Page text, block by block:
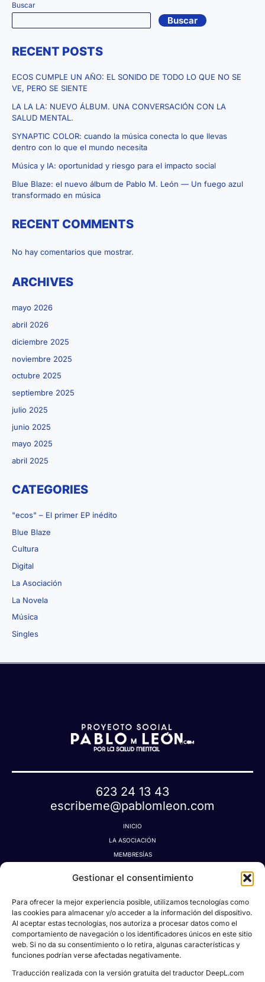
Gestionar el consentimiento
Para ofrecer la mejor experiencia posible, utilizamos tecnologías como
las cookies para almacenar y/o acceder a la información del dispositivo.
Al aceptar estas tecnologías, nos autoriza a procesar datos como el
comportamiento de navegación o los identificadores únicos en este sitio
web. Si no da su consentimiento o lo retira, algunas características y
funciones podrían verse afectadas negativamente.
Traducción realizada con la versión gratuita del traductor DeepL.com
Buscar
Buscar
RECENT POSTS
ECOS CUMPLE UN AÑO: EL SONIDO DE TODO LO QUE NO SE
VE, PERO SE SIENTE
LA LA LA: NUEVO ÁLBUM. UNA CONVERSACIÓN CON LA
SALUD MENTAL.
SYNAPTIC COLOR: cuando la música conecta lo que llevas
dentro con lo que el mundo necesita
Música y IA: oportunidad y riesgo para el impacto social
Blue Blaze: el nuevo álbum de Pablo M. León — Un fuego azul
transformado en música
RECENT COMMENTS
No hay comentarios que mostrar.
ARCHIVES
mayo 2026
abril 2026
diciembre 2025
noviembre 2025
octubre 2025
septiembre 2025
julio 2025
junio 2025
mayo 2025
abril 2025
CATEGORIES
"ecos" – El primer EP inédito
Blue Blaze
Cultura
Digital
La Asociación
La Novela
Música
Singles
623 24 13 43
escribeme@pablomleon.com
INICIO
LA ASOCIACIÓN
MEMBRESÍAS
LATIDOGRAFÍA
CONTACTO
MI CUENTA
AVISO LEGAL
POLÍTICA DE PRIVACIDAD